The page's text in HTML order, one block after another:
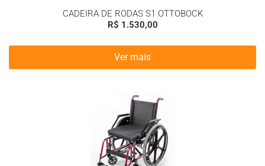
CADEIRA DE RODAS S1 OTTOBOCK
R$ 1.530,00
Ver mais